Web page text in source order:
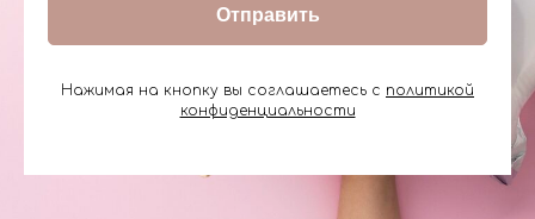
Отправить
Нажимая на кнопку вы соглашаетесь с политикой
конфиденциальности